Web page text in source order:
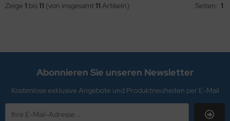
Zeige 1 bis11 (von insgesamt11 Artikeln) Seiten: 1
Abonnieren Sie unseren Newsletter
Kostenlose exklusive Angebote und Produktneuheiten per E-Mail